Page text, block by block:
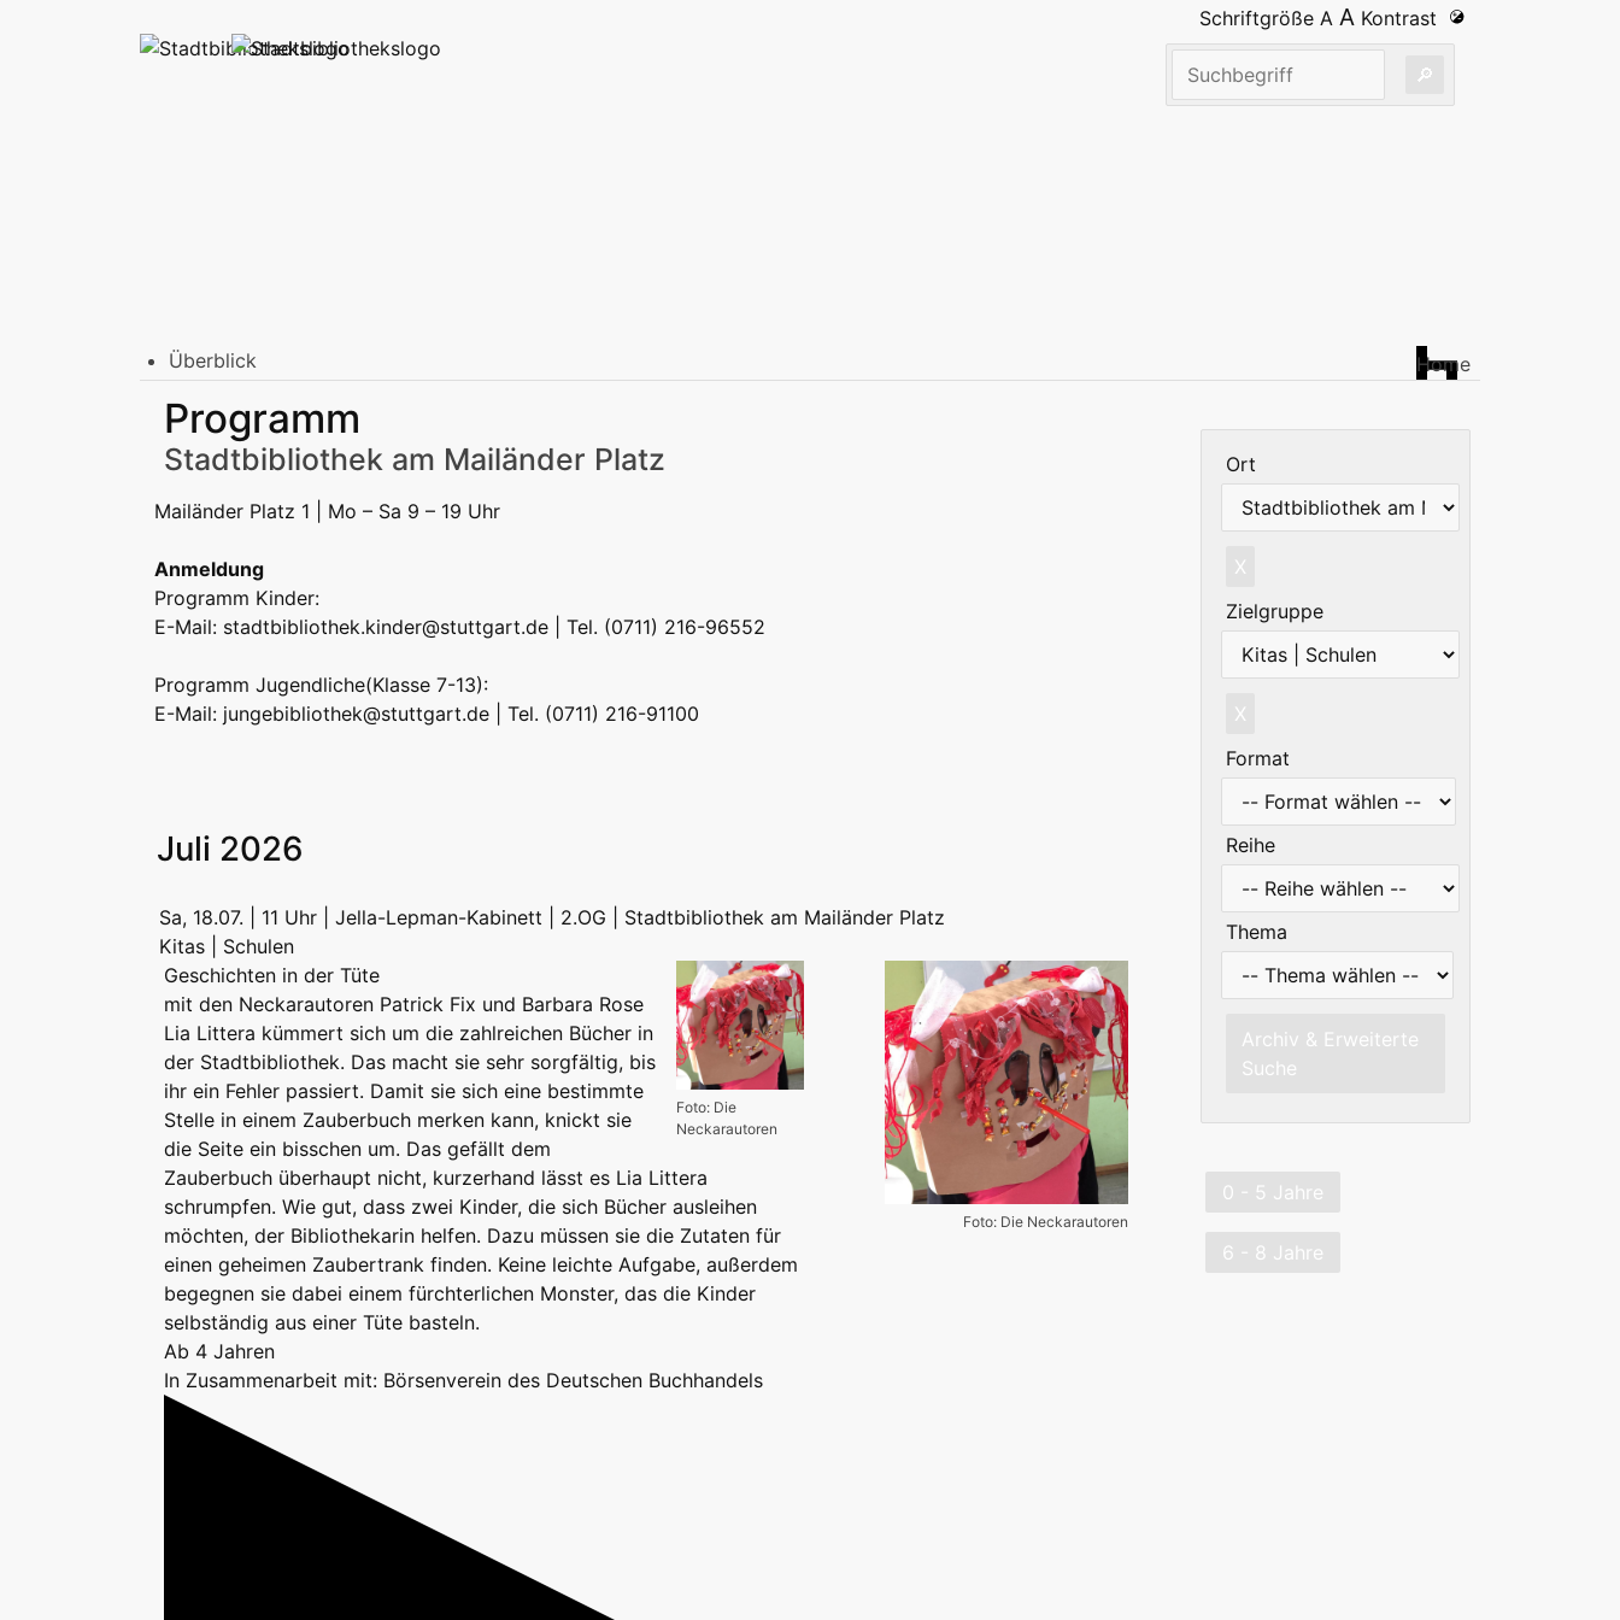
Schriftgröße A A Kontrast
Überblick
Erwachsene Jugend | Freizeit
Stadtteilbibliotheken
Erwachsene Jugend | Freizeit Kinder | Freizeit Kitas | Schulen
Podcast
Home
Ort
X
Zielgruppe
X
Format
Reihe
Thema
Archiv & Erweiterte
Suche
0 - 5 Jahre
6 - 8 Jahre
Programm
Stadtbibliothek am Mailänder Platz
Mailänder Platz 1 | Mo – Sa 9 – 19 Uhr
Anmeldung
Programm Kinder:
E-Mail: stadtbibliothek.kinder@stuttgart.de | Tel. (0711) 216-96552
Programm Jugendliche(Klasse 7-13):
E-Mail: jungebibliothek@stuttgart.de | Tel. (0711) 216-91100
Juli 2026
Sa, 18.07. | 11 Uhr | Jella-Lepman-Kabinett | 2.OG | Stadtbibliothek am Mailänder Platz
Kitas | Schulen
Foto: Die
Neckarautoren
Geschichten in der Tüte
mit den Neckarautoren Patrick Fix und Barbara Rose
Lia Littera kümmert sich um die zahlreichen Bücher in
der Stadtbibliothek. Das macht sie sehr sorgfältig, bis
ihr ein Fehler passiert. Damit sie sich eine bestimmte
Stelle in einem Zauberbuch merken kann, knickt sie
die Seite ein bisschen um. Das gefällt dem
Zauberbuch überhaupt nicht, kurzerhand lässt es Lia Littera
schrumpfen. Wie gut, dass zwei Kinder, die sich Bücher ausleihen
möchten, der Bibliothekarin helfen. Dazu müssen sie die Zutaten für
einen geheimen Zaubertrank finden. Keine leichte Aufgabe, außerdem
begegnen sie dabei einem fürchterlichen Monster, das die Kinder
selbständig aus einer Tüte basteln.
Ab 4 Jahren
In Zusammenarbeit mit: Börsenverein des Deutschen Buchhandels
Foto: Die Neckarautoren